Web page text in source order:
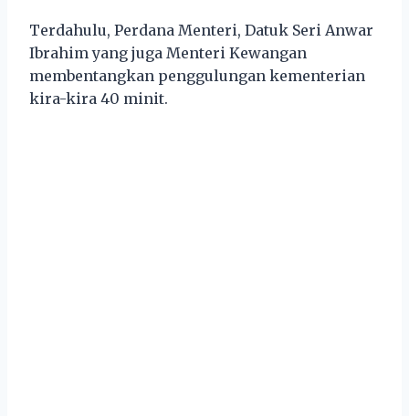
Terdahulu, Perdana Menteri, Datuk Seri Anwar
Ibrahim yang juga Menteri Kewangan
membentangkan penggulungan kementerian
kira-kira 40 minit.